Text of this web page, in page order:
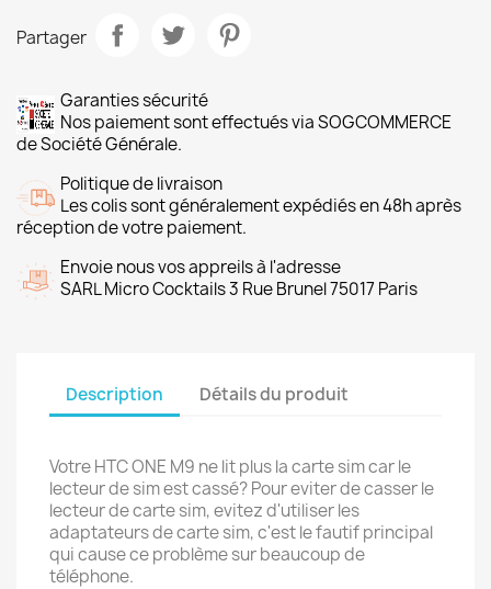
Partager
Garanties sécurité
Nos paiement sont effectués via SOGCOMMERCE
de Société Générale.
Politique de livraison
Les colis sont généralement expédiés en 48h après
réception de votre paiement.
Envoie nous vos appreils à l'adresse
SARL Micro Cocktails 3 Rue Brunel 75017 Paris
Description Détails du produit
Votre HTC ONE M9 ne lit plus la carte sim car le
lecteur de sim est cassé? Pour eviter de casser le
lecteur de carte sim, evitez d'utiliser les
adaptateurs de carte sim, c'est le fautif principal
qui cause ce problème sur beaucoup de
téléphone.